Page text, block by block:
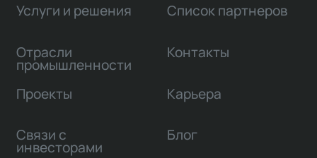
Услуги и решения
Отрасли
промышленности
Проекты
Связи с
инвесторами
Список партнеров
Контакты
Карьера
Блог